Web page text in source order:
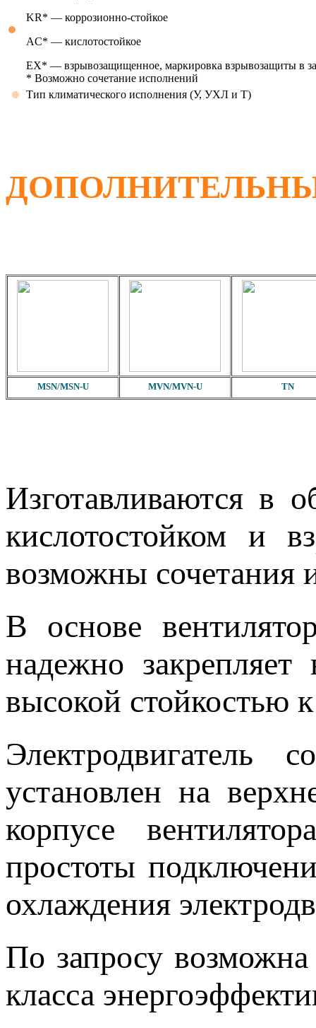
KR* — коррозионно-стойкое
AC* — кислотостойкое
EX* — взрывозащищенное, маркировка взрывозащиты в
* Возможно сочетание исполнений
Тип климатического исполнения (У, УХЛ и Т)
MSN/MSN-U MVN/MVN-U TN
Изготавливаются в
кислотостойком и
возможны сочетания
В основе
надежно
высокой стойкостью
Электродвигатель
установлен на
корпусе
простоты
охлаждения
По запросу возможна
класса